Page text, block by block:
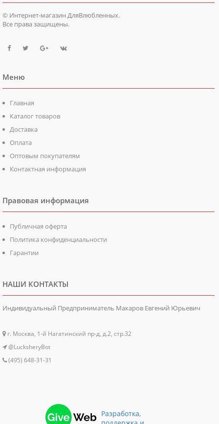
© Интернет-магазин ДляВлюбленных.
Все права защищены.
Меню
Главная
Каталог товаров
Доставка
Оплата
Оптовым покупателям
Контактная информация
Правовая информация
Публичная оферта
Политика конфиденциальности
Гарантии
НАШИ КОНТАКТЫ
Индивидуальный Предприниматель Макаров Евгений Юрьевич
г. Москва, 1-й Нагатинский пр-д, д.2, стр.32
@LucksheryBot
(495) 648-31-31
Разработка,